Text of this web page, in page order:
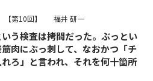
【第10回】 福井 研一
う検査は拷問だった。ぶっとい
肉にぶっ刺して、なおかつ「チ
ろ」と言われ、それを何十箇所